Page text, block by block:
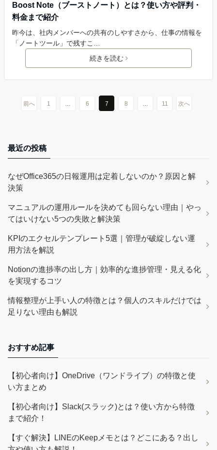
Boost Note（ブーストノート）とは？使い方や評判・
料金まで紹介
昨今は、社内メンバーへの共有のしやすさから、仕事の情報を
「ノートツール」で残すこ…
続きを読む
前へ 1 6 7 8 11 次へ
最近の投稿
なぜOffice365の日報運用は定着しないのか？原因と解
決策
マニュアルの運用ルールを決めても回らない理由｜やっ
てはいけない5つの失敗と解決策
KPIのエクセルテンプレート5選｜管理が破綻しない運
用方法を解説
Notionの進捗率の出し方｜効率的な進捗管理・見える化
を実現するコツ
情報整理が上手い人の特徴とは？個人のスキルだけでは
足りない理由も解説
おすすめ記事
【初心者向け】OneDrive（ワンドライブ）の特徴と使
い方まとめ
【初心者向け】Slack(スラック)とは？使い方から特徴
まで紹介！
【すぐ解決】LINEのKeepメモとは？どこにある？出し